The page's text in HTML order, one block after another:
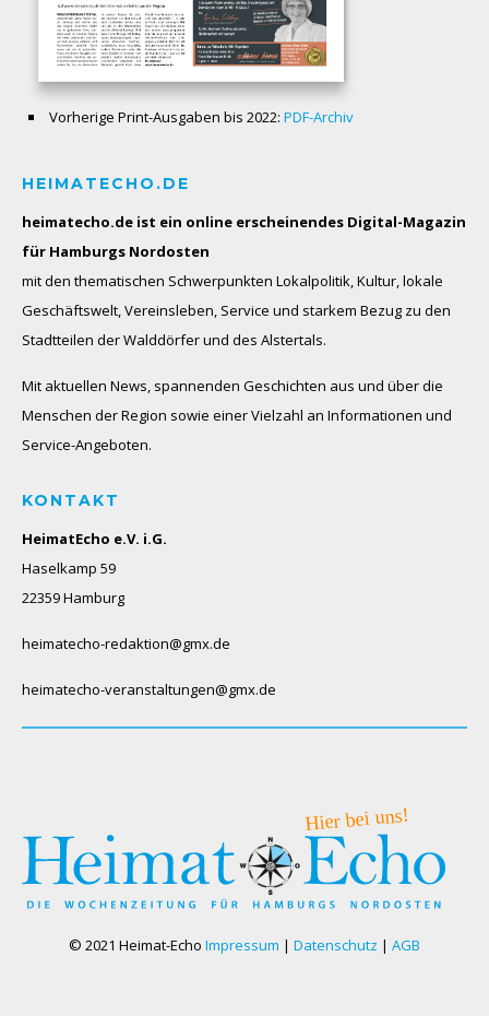
Vorherige Print-Ausgaben bis 2022: PDF-Archiv
HEIMATECHO.DE
heimatecho.de ist ein online erscheinendes Digital-Magazin
für Hamburgs Nordosten
mit den thematischen Schwerpunkten Lokalpolitik, Kultur, lokale
Geschäftswelt, Vereinsleben, Service und starkem Bezug zu den
Stadtteilen der Walddörfer und des Alstertals.
Mit aktuellen News, spannenden Geschichten aus und über die
Menschen der Region sowie einer Vielzahl an Informationen und
Service-Angeboten.
KONTAKT
HeimatEcho e.V. i.G.
Haselkamp 59
22359 Hamburg
heimatecho-redaktion@gmx.de
heimatecho-veranstaltungen@gmx.de
© 2021 Heimat-Echo Impressum | Datenschutz | AGB